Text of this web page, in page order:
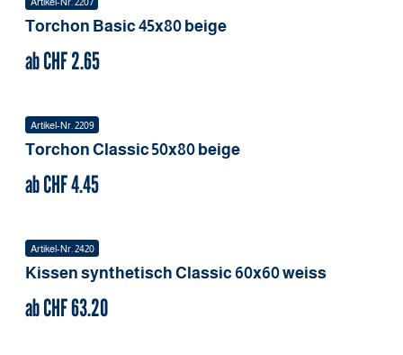
Torchon Basic 45x80 beige
ab CHF2.65
Artikel-Nr. 2209
Torchon Classic 50x80 beige
ab CHF4.45
Artikel-Nr. 2420
Kissen synthetisch Classic 60x60weiss
ab CHF63.20